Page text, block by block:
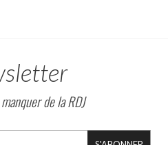
de la RDJ